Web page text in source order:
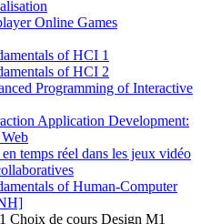
Online Games
of HCI 1
of HCI 2
Programming of Interactive
Application Development:
temps réel dans les jeux vidéo
of Human-Computer
Choix de cours Design M1